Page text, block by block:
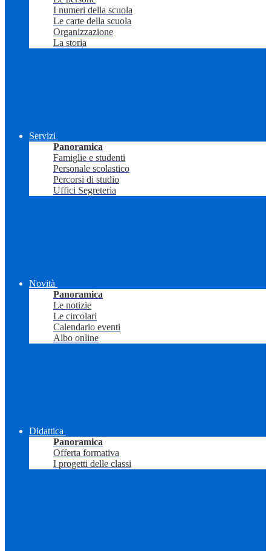
I numeri della scuola
Le carte della scuola
Organizzazione
La storia
Servizi
Panoramica
Famiglie e studenti
Personale scolastico
Percorsi di studio
Uffici Segreteria
Novità
Panoramica
Le notizie
Le circolari
Calendario eventi
Albo online
Didattica
Panoramica
Offerta formativa
I progetti delle classi